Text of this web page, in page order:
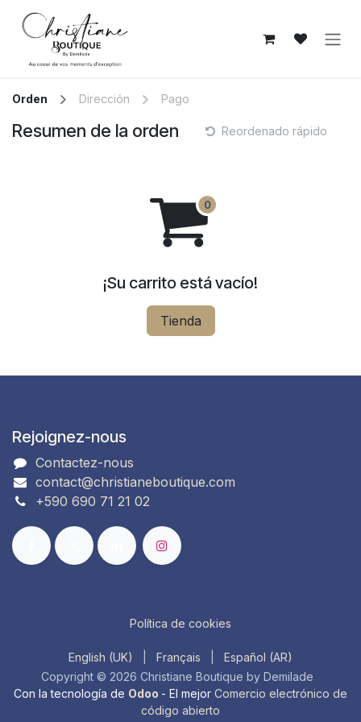
Ir al contenido
Orden Dirección Pago
Resumen de la orden Reordenado rápido
¡Su carrito está vacío!
Tienda
Rejoignez-nous
Contactez-nous
contact@christianeboutique.com
+590 690 71 21 02
Política de cookies
Copyright © 2026 Christiane Boutique by Demilade
English (UK) Français Español (AR)
Con la tecnología de Odoo - El mejor Comercio electrónico de
código abierto